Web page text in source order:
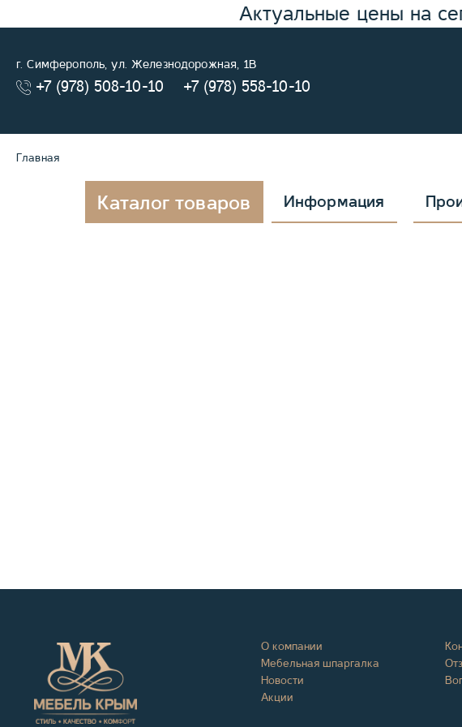
Актуальные цены на
г. Симферополь, ул. Железнодорожная, 1В
+7 (978) 508-10-10 +7 (978) 558-10-10
Главная
Каталог товаров Информация
О компании
Мебельная шпаргалка
Новости
Акции